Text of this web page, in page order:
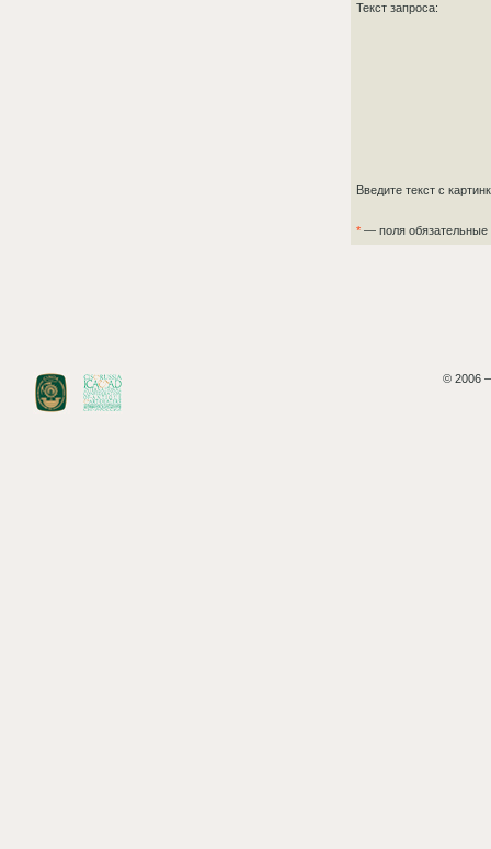
Текст запроса:
Введите текст с
*— поля обязательные
© 2006